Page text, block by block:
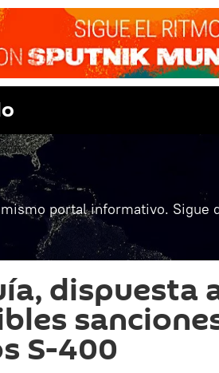
portal informativo. Sigue
dispuesta
S-400